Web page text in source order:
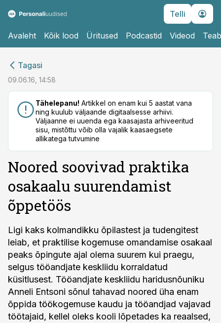
Telli
Avaleht Kõik lood Üritused Podcastid Videod
Tagasi
09.06.16, 14:58
Tähelepanu! Artikkel on enam kui 5 aastat vana
ning kuulub väljaande digitaalsesse arhiivi.
Väljaanne ei uuenda ega kaasajasta arhiveeritud
sisu, mistõttu võib olla vajalik kaasaegsete
allikatega tutvumine
Noored soovivad praktika
osakaalu suurendamist
õppetöös
Ligi kaks kolmandikku õpilastest ja tudengitest
leiab, et praktilise kogemuse omandamise osakaal
peaks õpingute ajal olema suurem kui praegu,
selgus tööandjate keskliidu korraldatud
küsitlusest. Tööandjate keskliidu haridusnõuniku
Anneli Entsoni sõnul tahavad noored üha enam
õppida töökogemuse kaudu ja tööandjad vajavad
töötajaid, kellel oleks kooli lõpetades ka reaalsed,